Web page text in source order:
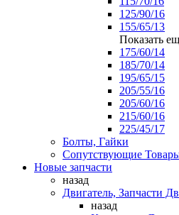
125/90/16
155/65/13
Показать
175/60/14
185/70/14
195/65/15
205/55/16
205/60/16
215/60/16
225/45/17
Болты, Гайки
Сопутствующие
Новые запчасти
назад
Двигатель, Запчасти
назад